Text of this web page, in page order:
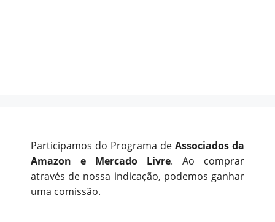
Participamos do Programa de Associados da
Amazon e Mercado Livre. Ao comprar
através de nossa indicação, podemos ganhar
uma comissão.